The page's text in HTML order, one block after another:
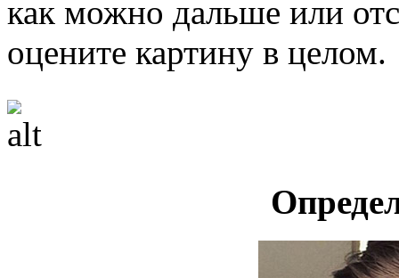
как можно дальше или
оцените картину в целом.